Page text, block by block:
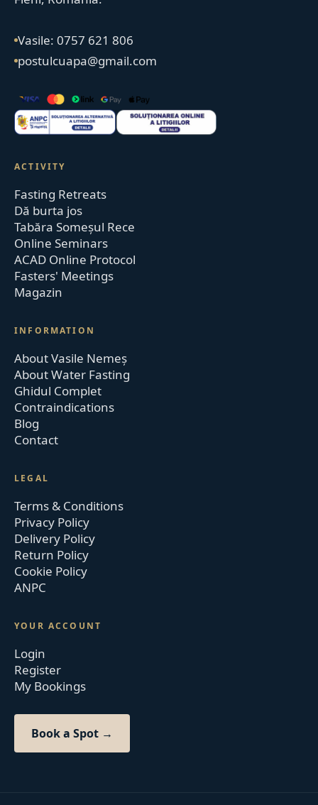
Vasile: 0757 621 806
postulcuapa@gmail.com
ACTIVITY
Fasting Retreats
Dă burta jos
Tabăra Someșul Rece
Online Seminars
ACAD Online Protocol
Fasters' Meetings
Magazin
INFORMATION
About Vasile Nemeș
About Water Fasting
Ghidul Complet
Contraindications
Blog
Contact
LEGAL
Terms & Conditions
Privacy Policy
Delivery Policy
Return Policy
Cookie Policy
ANPC
YOUR ACCOUNT
Login
Register
My Bookings
Book a Spot →